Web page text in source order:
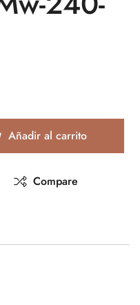
Añadir al carrito
Compare